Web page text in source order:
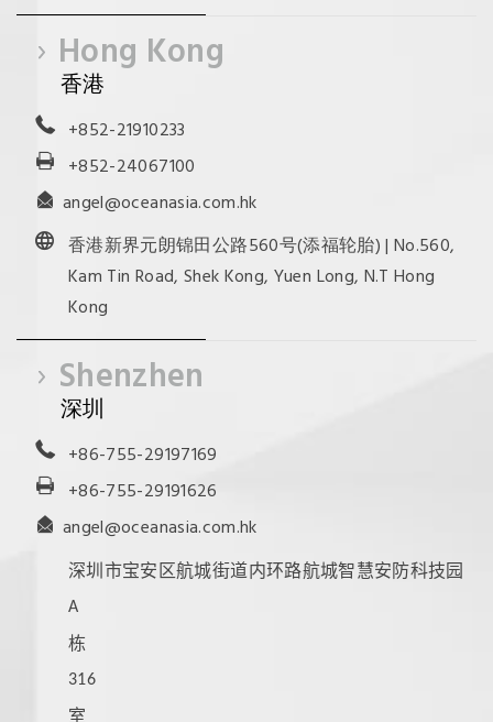
Hong Kong
香港
+852-21910233
+852-24067100
angel@oceanasia.com.hk
香港新界元朗锦田公路560号(添福轮胎) | No.560,
Kam Tin Road, Shek Kong, Yuen Long, N.T Hong
Kong
Shenzhen
深圳
+86-755-29197169
+86-755-29191626
angel@oceanasia.com.hk
深圳市宝安区航城街道内环路航城智慧安防科技园
A
栋
316
室